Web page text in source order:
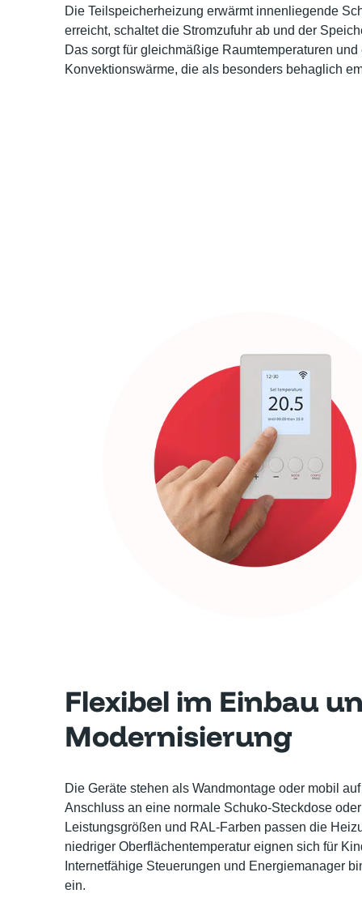
Die Teilspeicherheizung erwärmt innenliegende
erreicht, schaltet die Stromzufuhr ab und der
Das sorgt für gleichmäßige Raumtemperaturen
Konvektionswärme, die als besonders behaglich
Flexibel im Einbau
Modernisierung
Die Geräte stehen als Wandmontage oder mobil
Anschluss an eine normale Schuko-Steckdose
Leistungsgrößen und RAL-Farben passen die
niedriger Oberflächentemperatur eignen sich für
Internetfähige Steuerungen und Energiemanager
ein.